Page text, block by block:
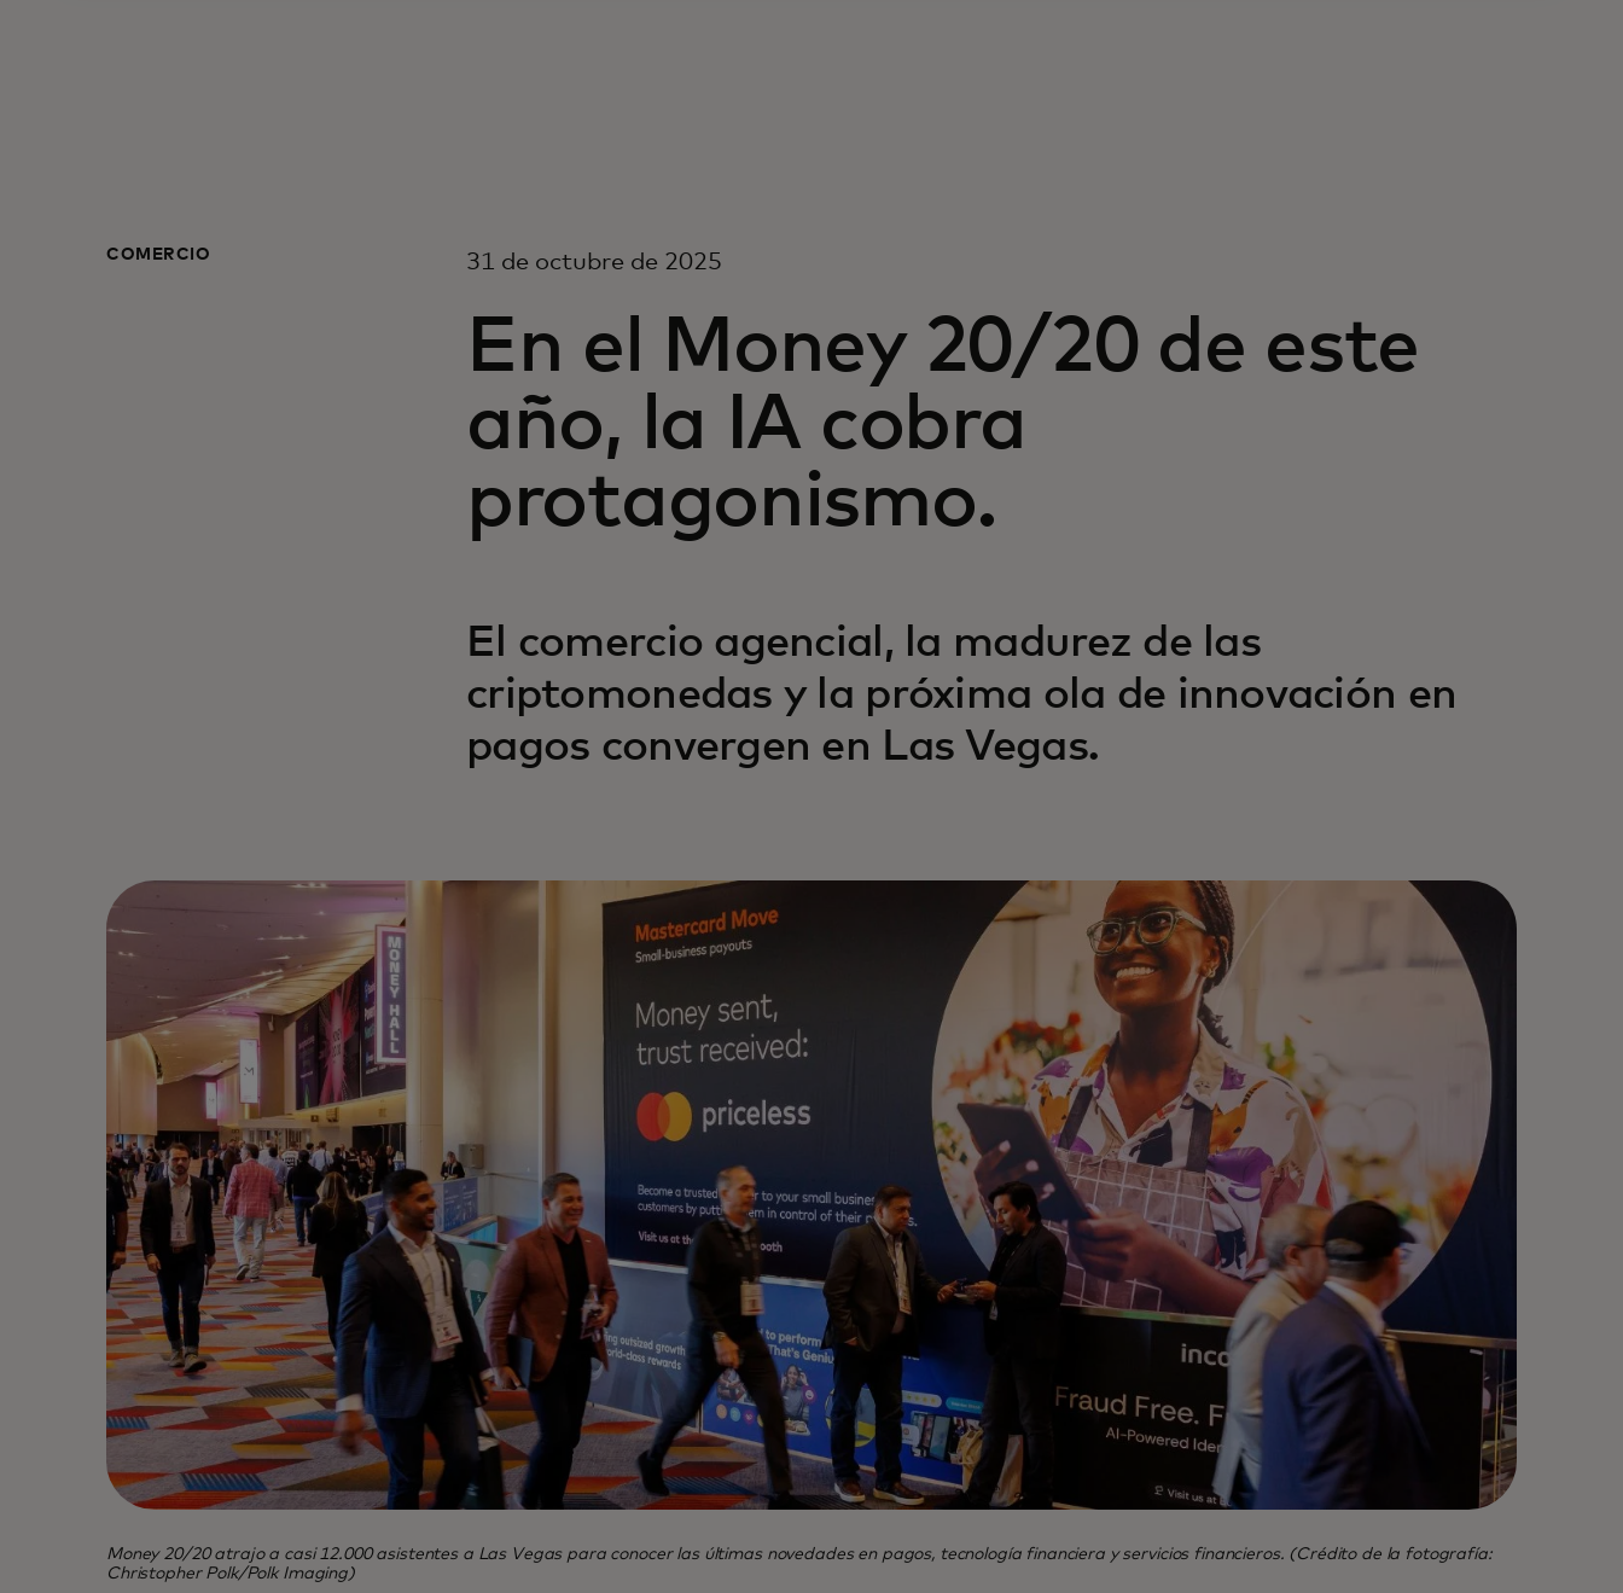
COMERCIO 31 de octubre de 2025
En el Money 20/20 de este
año, la IA cobra
protagonismo.
El comercio agencial, la madurez de las
criptomonedas y la próxima ola de innovación en
pagos convergen en Las Vegas.
Money 20/20 atrajo a casi 12.000 asistentes a Las Vegas para conocer las últimas novedades en pagos, tecnología financiera y servicios financieros. (Crédito de la fotografía:
Christopher Polk/Polk Imaging)